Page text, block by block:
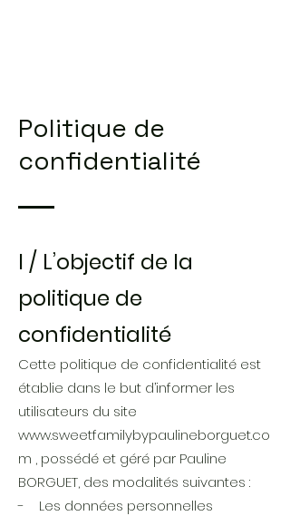
Politique de
confidentialité
I / L’objectif de la
politique de
confidentialité
Cette politique de confidentialité est
établie dans le but d’informer les
utilisateurs du site
www.sweetfamilybypaulineborguet.co
m , possédé et géré par Pauline
BORGUET, des modalités suivantes :
- Les données personnelles